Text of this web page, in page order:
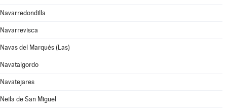
Navarredondilla
Navarrevisca
Navas del Marqués (Las)
Navatalgordo
Navatejares
Neila de San Miguel